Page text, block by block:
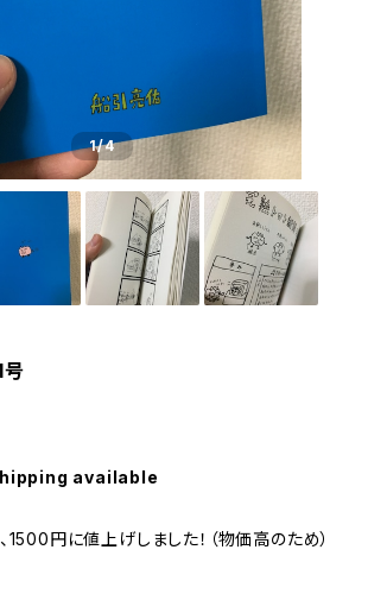
1/4
号
available
1500円に値上げしました！（物価高のため）